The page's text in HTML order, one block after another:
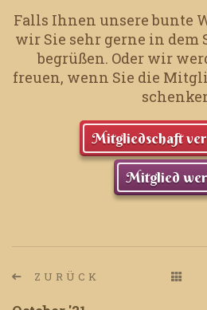
Falls Ihnen unsere bunte
wir Sie sehr gerne in dem
begrüßen. Oder wir
freuen, wenn Sie die
Mitgliedschaft
Mitglied
ZURÜCK